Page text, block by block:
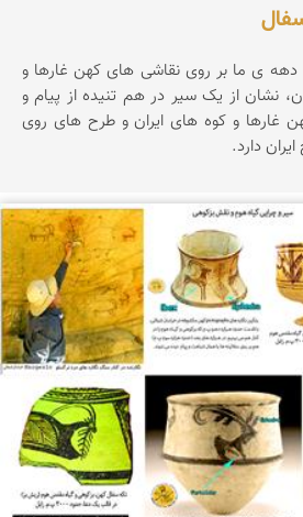
مطالعات و بررسی های دو دهه ی ما بر روی نقاشی های کهن غارها و
کوه های نقاط مختلف ایران، نشان از یک سیر در هم تنیده از پیام و
غارها و کوه های ایران و طرح های روی
دارد.